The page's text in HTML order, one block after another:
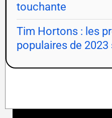
touchante
Tim Hortons : les
populaires de